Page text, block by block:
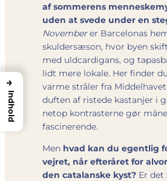
af sommerens
uden at svede under en
Novemberer Barcelonas
skuldersæson, hvor byen
med uldcardigans, og
lidt mere lokale. Her finder
varme stråler fra
duften af ristede kastanjer i
netop kontrasterne gør
fascinerende.
Men hvad kan du egentlig
vejret, når efteråret for
den catalanske kyst? Er det
→
Indhold